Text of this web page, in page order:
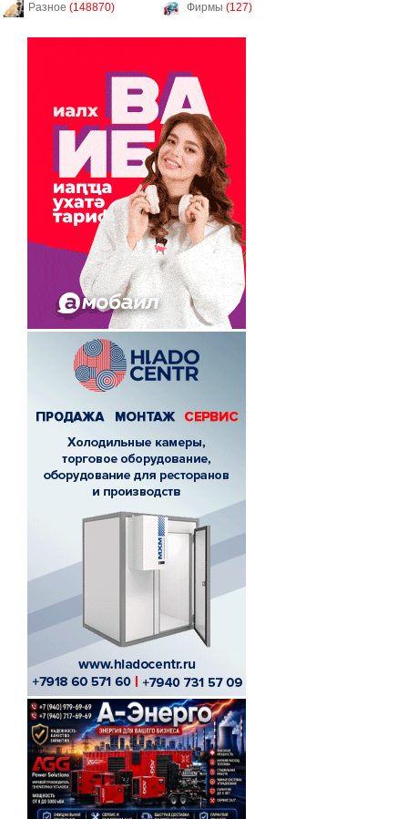
Разное (148870) Фирмы (127)